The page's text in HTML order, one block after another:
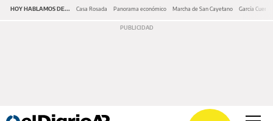
HOY HABLAMOS DE... Casa Rosada Panorama económico Marcha de San Cayetano García Cuerva